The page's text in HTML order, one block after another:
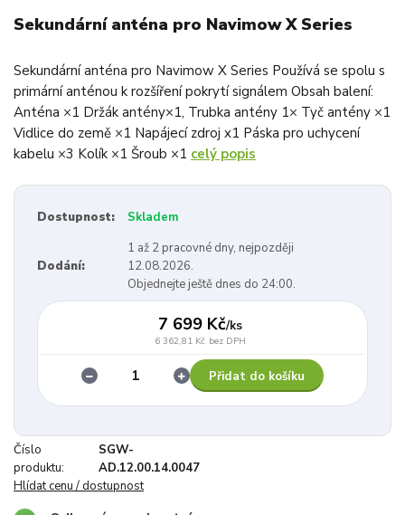
Sekundární anténa pro Navimow X Series
Sekundární anténa pro Navimow X Series Používá se spolu s
primární anténou k rozšíření pokrytí signálem Obsah balení:
Anténa ×1 Držák antény×1, Trubka antény 1× Tyč antény ×1
Vidlice do země ×1 Napájecí zdroj x1 Páska pro uchycení
kabelu ×3 Kolík ×1 Šroub ×1 celý popis
Dostupnost: Skladem
Dodání:
1 až 2 pracovné dny, nejpozději
12.08.2026.
Objednejte ještě dnes do 24:00.
7 699 Kč/ks
6 362,81 Kč bez DPH
Přidat do košíku
Číslo
produktu:
SGW-
AD.12.00.14.0047
Hlídat cenu / dostupnost